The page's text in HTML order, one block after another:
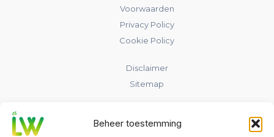
Beheer toestemming
Voorwaarden
Privacy Policy
Cookie Policy
Disclaimer
Sitemap